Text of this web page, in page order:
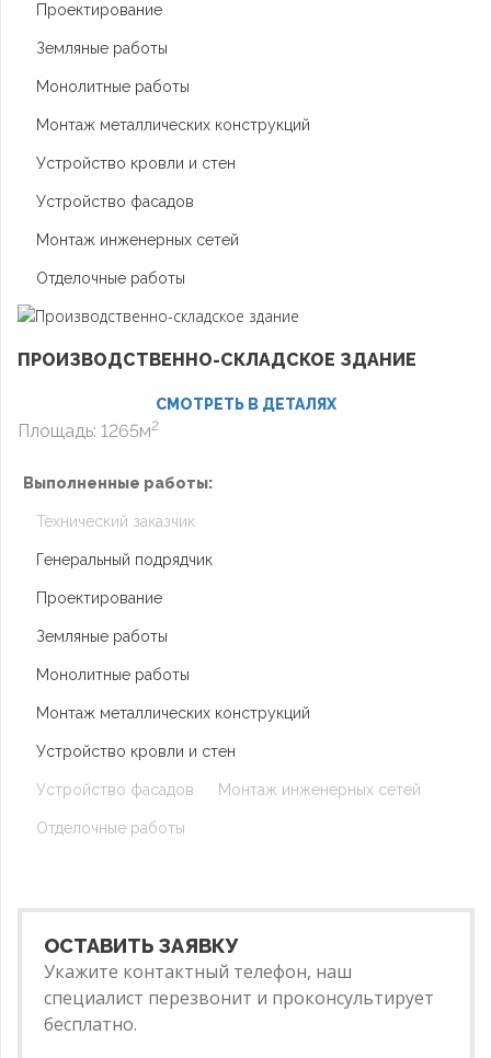
Проектирование
Земляные работы
Монолитные работы
Монтаж металлических конструкций
Устройство кровли и стен
Устройство фасадов
Монтаж инженерных сетей
Отделочные работы
ПРОИЗВОДСТВЕННО-СКЛАДСКОЕ ЗДАНИЕ
СМОТРЕТЬ В ДЕТАЛЯХ
Площадь: 1265м2
Выполненные работы:
Технический заказчик
Генеральный подрядчик
Проектирование
Земляные работы
Монолитные работы
Монтаж металлических конструкций
Устройство кровли и стен
Устройство фасадов Монтаж инженерных сетей
Отделочные работы
ОСТАВИТЬ ЗАЯВКУ
Укажите контактный телефон, наш
специалист перезвонит и проконсультирует
бесплатно.